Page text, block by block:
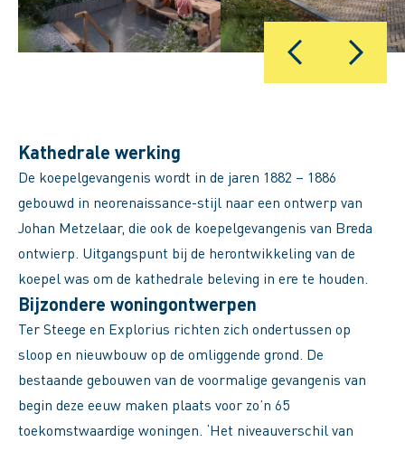
Kathedrale werking
De koepelgevangenis wordt in de jaren 1882 – 1886
gebouwd in neorenaissance-stijl naar een ontwerp van
Johan Metzelaar, die ook de koepelgevangenis van Breda
ontwierp. Uitgangspunt bij de herontwikkeling van de
koepel was om de kathedrale beleving in ere te houden.
Bijzondere woningontwerpen
Ter Steege en Explorius richten zich ondertussen op
sloop en nieuwbouw op de omliggende grond. De
bestaande gebouwen van de voormalige gevangenis van
begin deze eeuw maken plaats voor zo’n 65
toekomstwaardige woningen. ‘Het niveauverschil van